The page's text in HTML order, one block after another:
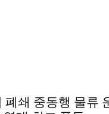
폐쇄 중동행 물류